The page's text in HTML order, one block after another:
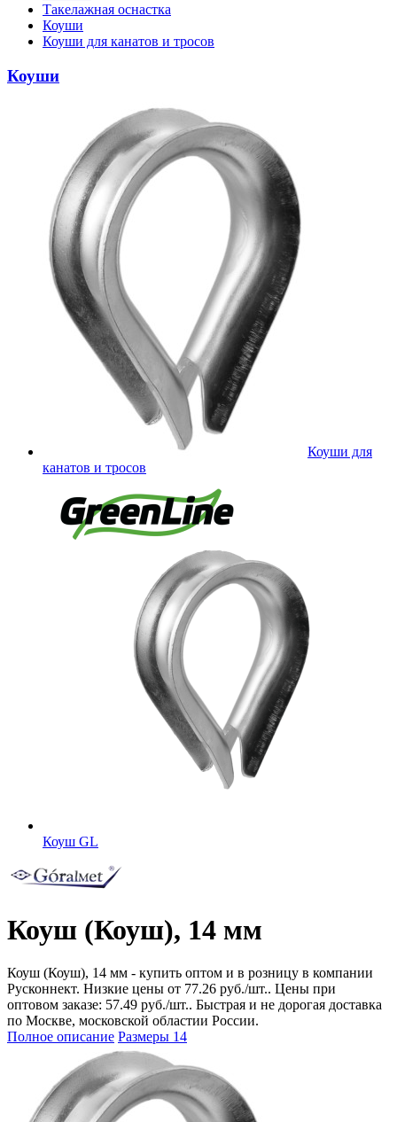
Такелажная оснастка
Коуши
Коуши для канатов и тросов
Коуши
Коуши для
канатов и тросов
Коуш GL
Коуш (Коуш), 14 мм
Коуш (Коуш), 14 мм - купить оптом и в розницу в компании
Русконнект. Низкие цены от 77.26 руб./шт.. Цены при
оптовом заказе: 57.49 руб./шт.. Быстрая и не дорогая доставка
по Москве, московской областии России.
Полное описание Размеры 14